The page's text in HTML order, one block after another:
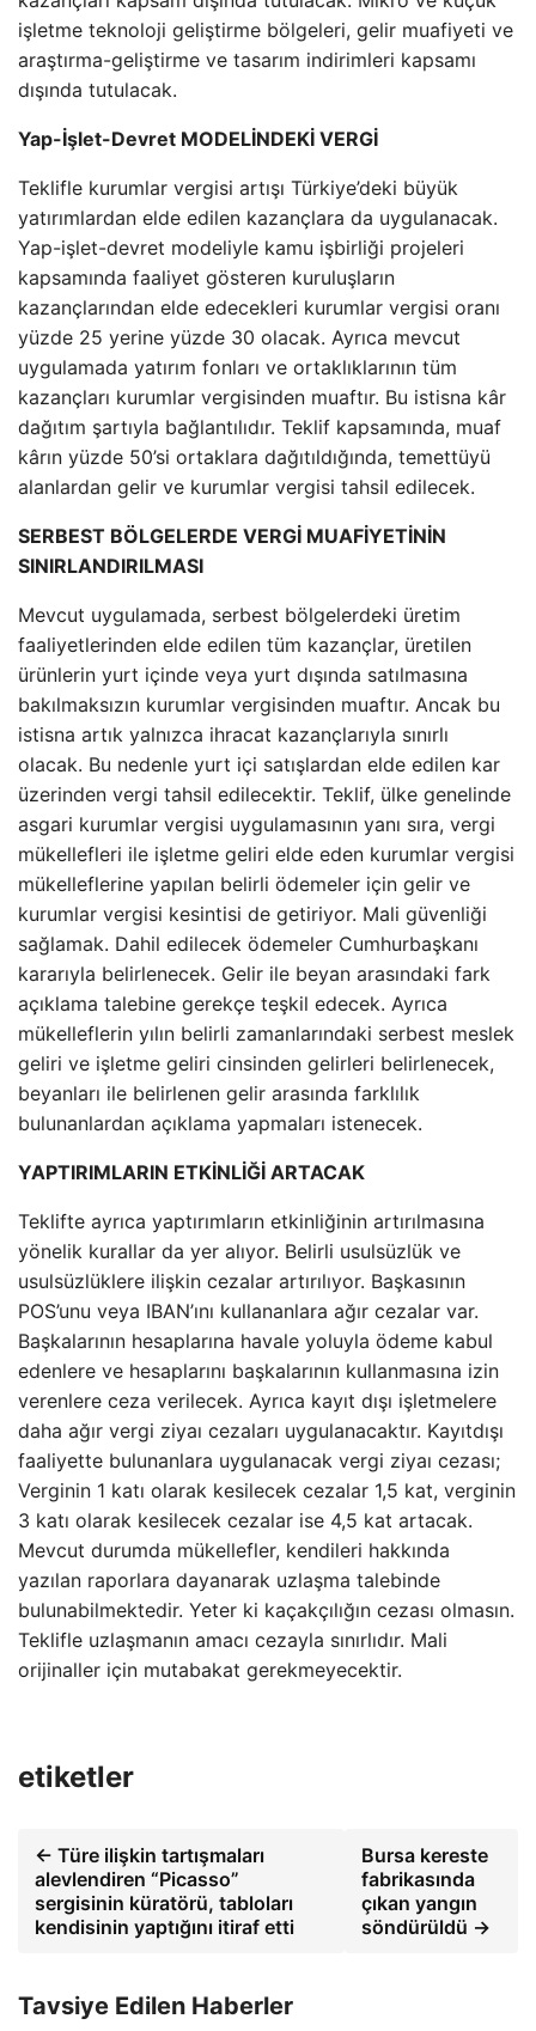
işletme teknoloji geliştirme bölgeleri, gelir muafiyeti ve
araştırma-geliştirme ve tasarım indirimleri kapsamı
dışında tutulacak.
Yap-İşlet-Devret MODELİNDEKİ VERGİ
Teklifle kurumlar vergisi artışı Türkiye’deki büyük
yatırımlardan elde edilen kazançlara da uygulanacak.
Yap-işlet-devret modeliyle kamu işbirliği projeleri
kapsamında faaliyet gösteren kuruluşların
kazançlarından elde edecekleri kurumlar vergisi oranı
yüzde 25 yerine yüzde 30 olacak. Ayrıca mevcut
uygulamada yatırım fonları ve ortaklıklarının tüm
kazançları kurumlar vergisinden muaftır. Bu istisna kâr
dağıtım şartıyla bağlantılıdır. Teklif kapsamında, muaf
kârın yüzde 50’si ortaklara dağıtıldığında, temettüyü
alanlardan gelir ve kurumlar vergisi tahsil edilecek.
SERBEST BÖLGELERDE VERGİ MUAFİYETİNİN
SINIRLANDIRILMASI
Mevcut uygulamada, serbest bölgelerdeki üretim
faaliyetlerinden elde edilen tüm kazançlar, üretilen
ürünlerin yurt içinde veya yurt dışında satılmasına
bakılmaksızın kurumlar vergisinden muaftır. Ancak bu
istisna artık yalnızca ihracat kazançlarıyla sınırlı
olacak. Bu nedenle yurt içi satışlardan elde edilen kar
üzerinden vergi tahsil edilecektir. Teklif, ülke genelinde
asgari kurumlar vergisi uygulamasının yanı sıra, vergi
mükellefleri ile işletme geliri elde eden kurumlar vergisi
mükelleflerine yapılan belirli ödemeler için gelir ve
kurumlar vergisi kesintisi de getiriyor. Mali güvenliği
sağlamak. Dahil edilecek ödemeler Cumhurbaşkanı
kararıyla belirlenecek. Gelir ile beyan arasındaki fark
açıklama talebine gerekçe teşkil edecek. Ayrıca
mükelleflerin yılın belirli zamanlarındaki serbest meslek
geliri ve işletme geliri cinsinden gelirleri belirlenecek,
beyanları ile belirlenen gelir arasında farklılık
bulunanlardan açıklama yapmaları istenecek.
YAPTIRIMLARIN ETKİNLİĞİ ARTACAK
Teklifte ayrıca yaptırımların etkinliğinin artırılmasına
yönelik kurallar da yer alıyor. Belirli usulsüzlük ve
usulsüzlüklere ilişkin cezalar artırılıyor. Başkasının
POS’unu veya IBAN’ını kullananlara ağır cezalar var.
Başkalarının hesaplarına havale yoluyla ödeme kabul
edenlere ve hesaplarını başkalarının kullanmasına izin
verenlere ceza verilecek. Ayrıca kayıt dışı işletmelere
daha ağır vergi ziyaı cezaları uygulanacaktır. Kayıtdışı
faaliyette bulunanlara uygulanacak vergi ziyaı cezası;
Verginin 1 katı olarak kesilecek cezalar 1,5 kat, verginin
3 katı olarak kesilecek cezalar ise 4,5 kat artacak.
Mevcut durumda mükellefler, kendileri hakkında
yazılan raporlara dayanarak uzlaşma talebinde
bulunabilmektedir. Yeter ki kaçakçılığın cezası olmasın.
Teklifle uzlaşmanın amacı cezayla sınırlıdır. Mali
orijinaller için mutabakat gerekmeyecektir.
etiketler
← Türe ilişkin tartışmaları
alevlendiren “Picasso”
sergisinin küratörü, tabloları
kendisinin yaptığını itiraf etti
Bursa kereste
fabrikasında
çıkan yangın
söndürüldü →
Tavsiye Edilen Haberler